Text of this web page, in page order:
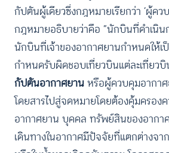
กัปตันผู้เดียวซึ่งกฎหมายเรียกว่า ‘ผู้คว
กฎหมายอธิบายว่าคือ “นักบินที่ดำเนิน
นักบินที่เจ้าของอากาศยานกำหนดให้เ
กำหนดรับผิดชอบเที่ยวบินแต่ละเที่ยวบิ
กัปตันอากาศยานหรือผู้ควบคุมอากา
โดยสารไปสู่จดหมายโดยต้องคุ้มครอง
อากาศยาน บุคคล ทรัพย์สินของอากา
เดินทางในอากาศมีปัจจัยที่แตกต่างจ